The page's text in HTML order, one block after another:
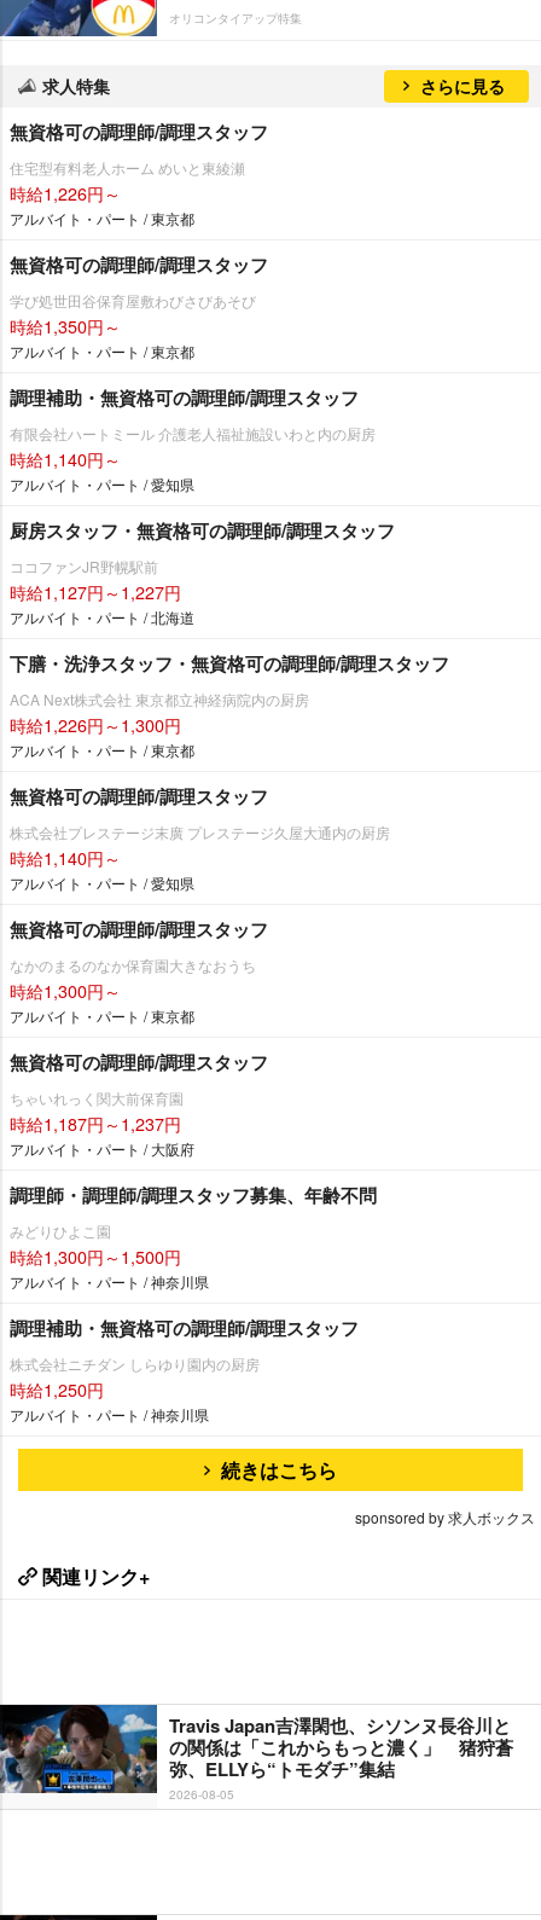
オリコンタイアップ特集
求人特集 さらに見る
無資格可の調理師/調理スタッフ
住宅型有料老人ホーム めいと東綾瀬
時給1,226円～
アルバイト・パート / 東京都
無資格可の調理師/調理スタッフ
学び処世田谷保育屋敷わびさびあそび
時給1,350円～
アルバイト・パート / 東京都
調理補助・無資格可の調理師/調理スタッフ
有限会社ハートミール 介護老人福祉施設いわと内の厨房
時給1,140円～
アルバイト・パート / 愛知県
厨房スタッフ・無資格可の調理師/調理スタッフ
ココファンJR野幌駅前
時給1,127円～1,227円
アルバイト・パート / 北海道
下膳・洗浄スタッフ・無資格可の調理師/調理スタッフ
ACA Next株式会社 東京都立神経病院内の厨房
時給1,226円～1,300円
アルバイト・パート / 東京都
無資格可の調理師/調理スタッフ
株式会社プレステージ末廣 プレステージ久屋大通内の厨房
時給1,140円～
アルバイト・パート / 愛知県
無資格可の調理師/調理スタッフ
なかのまるのなか保育園大きなおうち
時給1,300円～
アルバイト・パート / 東京都
無資格可の調理師/調理スタッフ
ちゃいれっく関大前保育園
時給1,187円～1,237円
アルバイト・パート / 大阪府
調理師・調理師/調理スタッフ募集、年齢不問
みどりひよこ園
時給1,300円～1,500円
アルバイト・パート / 神奈川県
調理補助・無資格可の調理師/調理スタッフ
株式会社ニチダン しらゆり園内の厨房
時給1,250円
アルバイト・パート / 神奈川県
続きはこちら
sponsored by 求人ボックス
関連リンク+
Travis Japan吉澤閑也、シソンヌ長谷川と
の関係は「これからもっと濃く」 猪狩蒼
弥、ELLYら“トモダチ”集結
2026-08-05